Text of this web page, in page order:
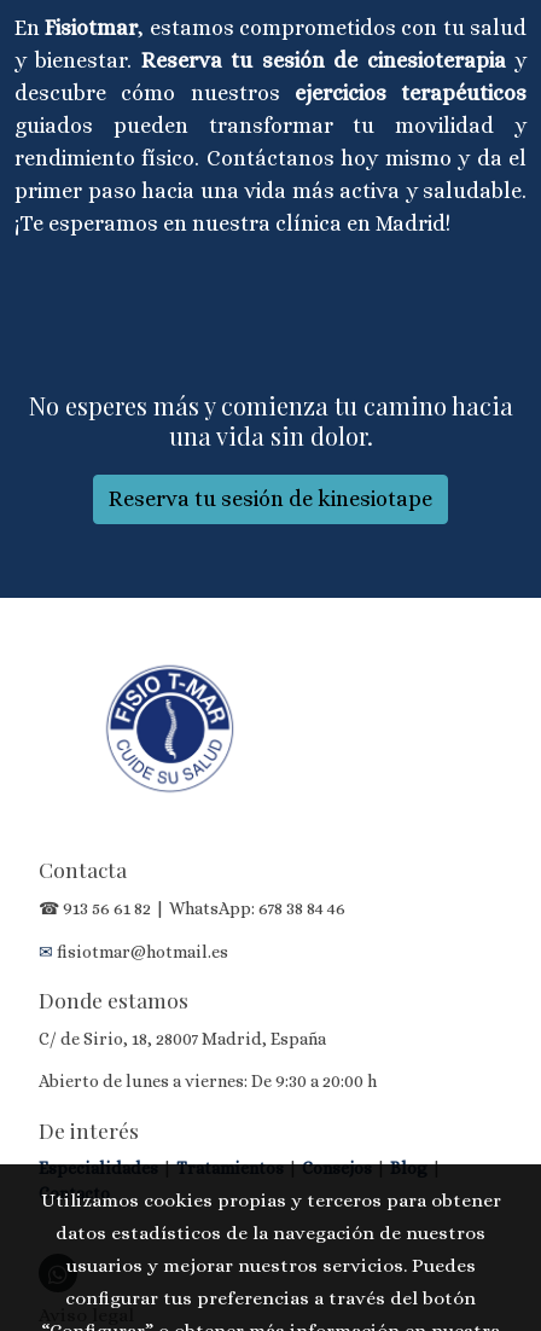
EnFisiotmar, estamos comprometidos con tu salud
y bienestar. Reserva tu sesión de cinesioterapiay
descubre cómo nuestros ejercicios terapéuticos
guiados pueden transformar tu movilidad y
rendimiento físico. Contáctanos hoy mismo y da el
primer paso hacia una vida más activa y saludable.
¡Te esperamos en nuestra clínica en Madrid!
No esperes más y comienza tu camino hacia
una vida sin dolor.
Reserva tu sesión de kinesiotape
Contacta
☎913 56 61 82 | WhatsApp: 678 38 84 46
✉ fisiotmar@hotmail.es
Donde estamos
C/ de Sirio, 18, 28007 Madrid, España
Abierto de lunes a viernes: De 9:30 a 20:00 h
De interés
Especialidades|Tratamientos|Consejos|Blog|
Contacto
Aviso legal
Utilizamos cookies propias y terceros para obtener
datos estadísticos de la navegación de nuestros
usuarios y mejorar nuestros servicios. Puedes
configurar tus preferencias a través del botón